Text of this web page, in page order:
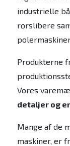
industrielle
rørslibere
Produkterne
Vores
detaljer og
Mange af de
maskiner, er